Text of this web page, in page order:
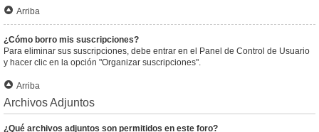
Arriba
¿Cómo borro mis suscripciones?
Para eliminar sus suscripciones, debe entrar en el Panel de Control de Usuario
y hacer clic en la opción "Organizar suscripciones".
Arriba
Archivos Adjuntos
¿Qué archivos adjuntos son permitidos en este foro?